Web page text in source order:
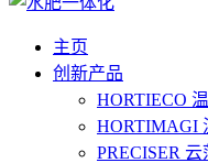
主页
创新产品
HORTIECO
HORTIMAGI
PRECISER 云